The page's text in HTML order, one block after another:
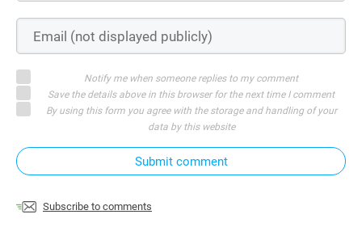
Notify me when someone replies to my comment
Save the details above in this browser for the next time I comment
By using this form you agree with the storage and handling of your
data by this website
Submit comment
Subscribe to comments